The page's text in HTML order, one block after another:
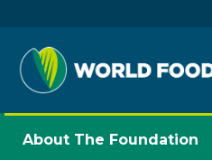
About The Foundation